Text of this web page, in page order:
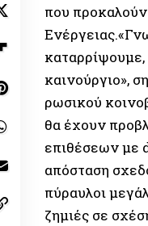
που
καταρρίψουμε,
καινούργιο»,
ρωσικού
θα έχουν
επιθέσεων με
απόσταση
πύραυλοι
ζημιές σε